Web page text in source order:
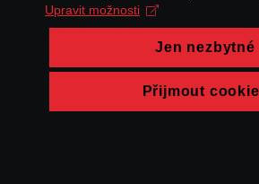
Upravit možnosti
Jen nezbytné
Přijmout